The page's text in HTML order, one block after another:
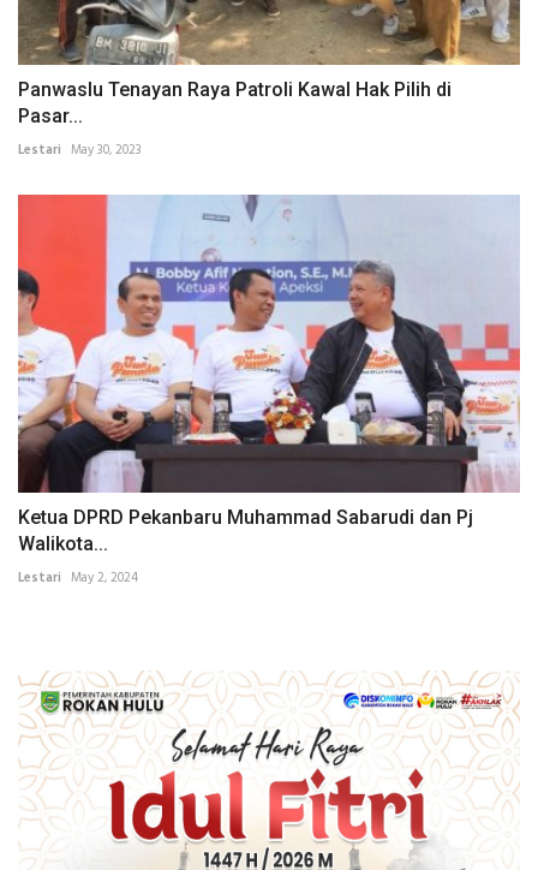
Panwaslu Tenayan Raya Patroli Kawal Hak Pilih di
Pasar...
Lestari May 30, 2023
Ketua DPRD Pekanbaru Muhammad Sabarudi dan Pj
Walikota...
Lestari May 2, 2024